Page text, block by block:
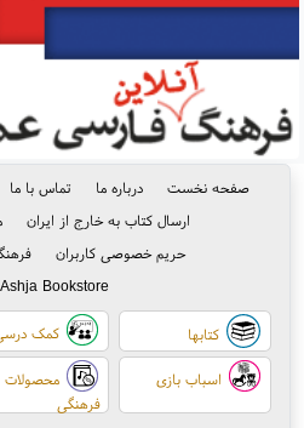
صفحه نخست درباره ما تماس با ما
ارسال کتاب به خارج از ایران
حریم خصوصی کاربران
Bookstore
کتابها کمک
اسباب بازی
محصولات
فرهنگی